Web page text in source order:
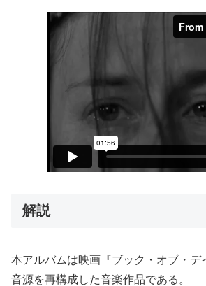
解説
本アルバムは映画『ブック・オブ・デ
音源を再構成した音楽作品である。